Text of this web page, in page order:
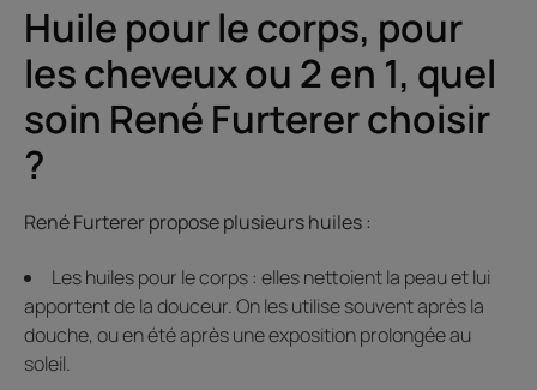
Huile pour le corps, pour
les cheveux ou 2 en 1, quel
soin René Furterer choisir
?
René Furterer propose plusieurs huiles :
Les huiles pour le corps : elles nettoient la peau et lui
apportent de la douceur. On les utilise souvent après la
douche, ou en été après une exposition prolongée au
soleil.